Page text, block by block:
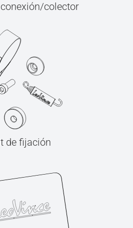
colector
de fijación